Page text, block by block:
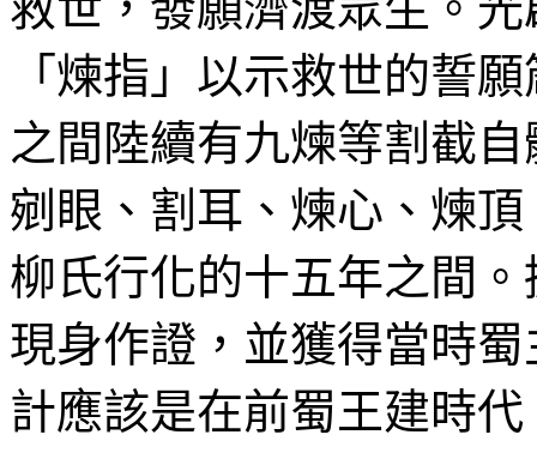
「煉指」以示救世的誓
之間陸續有九煉等割截
剜眼、割耳、煉心、煉
柳氏行化的十五年之間
現身作證，並獲得當時
計應該是在前蜀王建時代